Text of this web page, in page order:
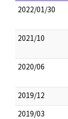
2022/01/30
2021/10
2020/06
2019/12
2019/03